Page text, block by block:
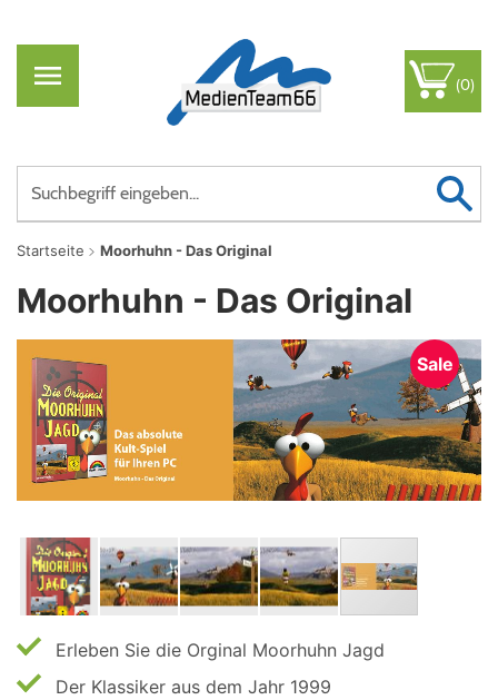
(0)
Startseite Moorhuhn - Das Original
Moorhuhn - Das Original
Erleben Sie die Orginal Moorhuhn Jagd
Der Klassiker aus dem Jahr 1999
Sale